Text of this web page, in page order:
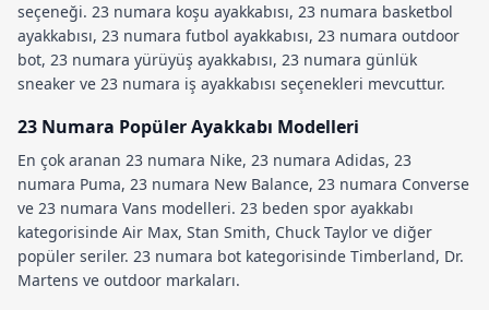
seçeneği. 23 numara koşu ayakkabısı, 23 numara basketbol
ayakkabısı, 23 numara futbol ayakkabısı, 23 numara outdoor
bot, 23 numara yürüyüş ayakkabısı, 23 numara günlük
sneaker ve 23 numara iş ayakkabısı seçenekleri mevcuttur.
23 Numara Popüler Ayakkabı Modelleri
En çok aranan 23 numara Nike, 23 numara Adidas, 23
numara Puma, 23 numara New Balance, 23 numara Converse
ve 23 numara Vans modelleri. 23 beden spor ayakkabı
kategorisinde Air Max, Stan Smith, Chuck Taylor ve diğer
popüler seriler. 23 numara bot kategorisinde Timberland, Dr.
Martens ve outdoor markaları.